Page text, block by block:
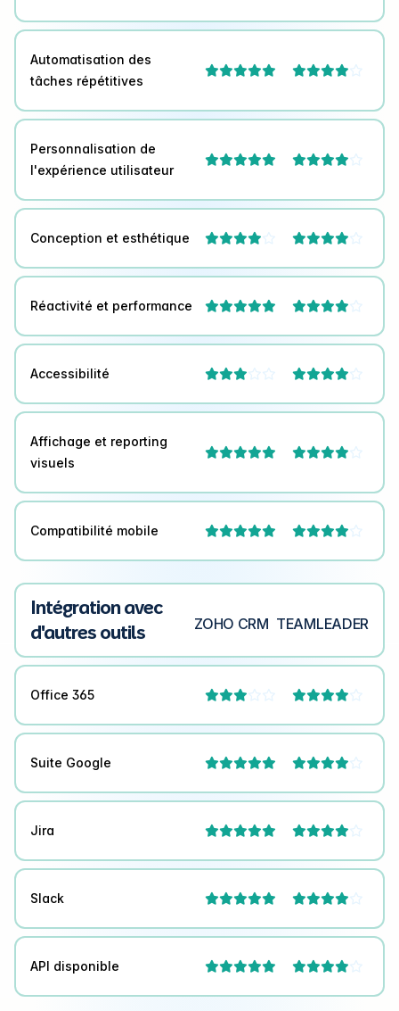
Automatisation des
tâches répétitives
 
Personnalisation de
l'expérience utilisateur
 
Conception et esthétique  
Réactivité et performance  
Accessibilité  
Affichage et reporting
visuels
 
Compatibilité mobile  
Intégration avec
d'autres outils
ZOHO CRM TEAMLEADER
Office 365  
Suite Google  
Jira  
Slack  
API disponible  